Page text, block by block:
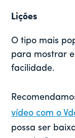
Lições
O tipo mais
para mostrar
facilidade.
vídeo com o
possa ser